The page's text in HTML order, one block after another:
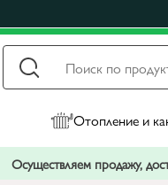
Отопление и
Осуществляем продажу,